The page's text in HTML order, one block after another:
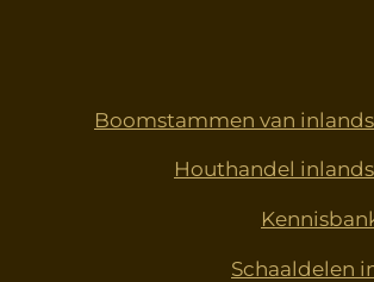
Boomstammen van
Houthandel
Schaaldelen